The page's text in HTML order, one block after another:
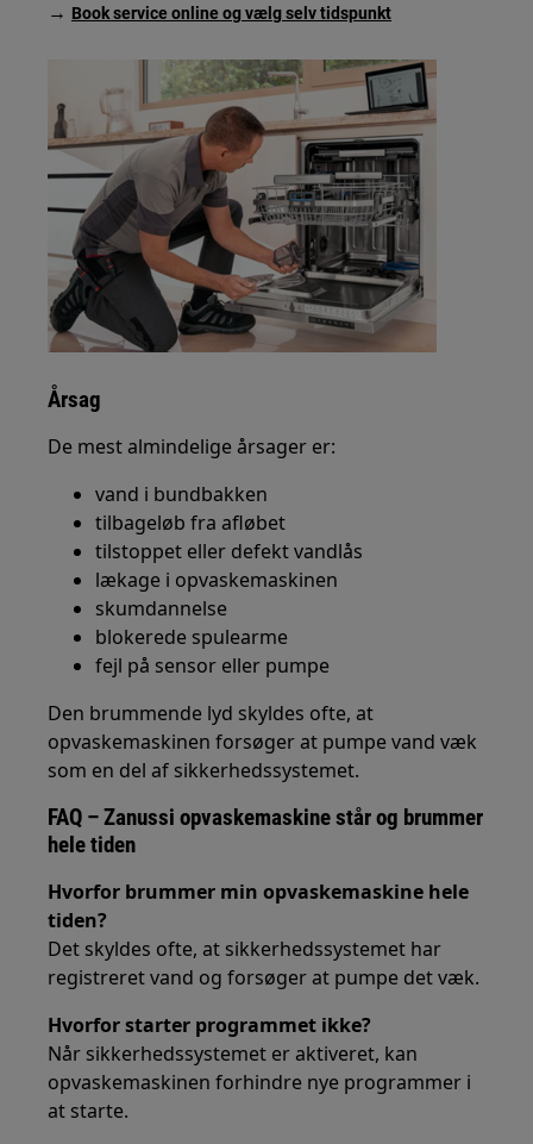
→ Book service online og vælg selv tidspunkt
Årsag
De mest almindelige årsager er:
vand i bundbakken
tilbageløb fra afløbet
tilstoppet eller defekt vandlås
lækage i opvaskemaskinen
skumdannelse
blokerede spulearme
fejl på sensor eller pumpe
Den brummende lyd skyldes ofte, at
opvaskemaskinen forsøger at pumpe vand væk
som en del af sikkerhedssystemet.
FAQ – Zanussi opvaskemaskine står og brummer
hele tiden
Hvorfor brummer min opvaskemaskine hele
tiden?
Det skyldes ofte, at sikkerhedssystemet har
registreret vand og forsøger at pumpe det væk.
Hvorfor starter programmet ikke?
Når sikkerhedssystemet er aktiveret, kan
opvaskemaskinen forhindre nye programmer i
at starte.